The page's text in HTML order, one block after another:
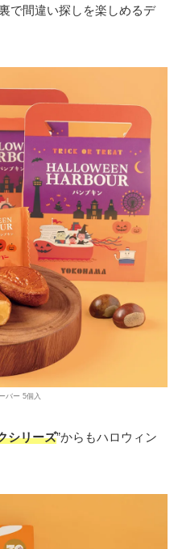
で間違い探しを楽しめるデ
バー 5個入
シリーズ”からもハロウィン